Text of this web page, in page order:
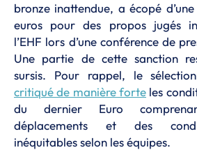
bronze inattendue, a écopé
euros pour des propos jugés
l’EHF lors d’une conférence de
Une partie de cette sanction
sursis. Pour rappel, le
critiqué de manière forte les
du dernier Euro
déplacements et des
inéquitables selon les équipes.